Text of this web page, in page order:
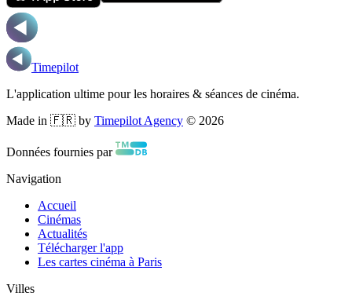
Timepilot
L'application ultime pour les horaires & séances de cinéma.
Made in 🇫🇷 by Timepilot Agency © 2026
Données fournies par
Navigation
Accueil
Cinémas
Actualités
Télécharger l'app
Les cartes cinéma à Paris
Villes